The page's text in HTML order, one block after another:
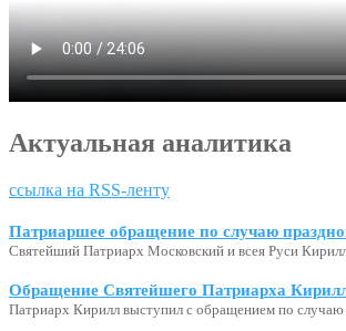
Актуальная аналитика
ссылка на RSS-ленту
Патриаршее обращение по случаю
Святейший Патриарх Московский и всея Руси
Обращение Святейшего Патриарха
Патриарх Кирилл выступил с обращением по случаю